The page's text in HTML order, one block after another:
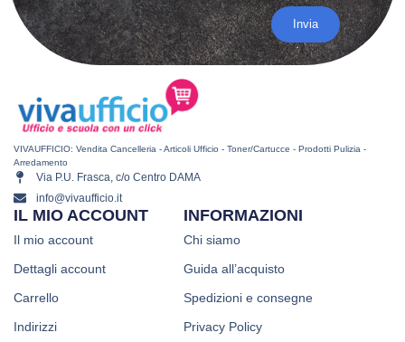
Invia
VIVAUFFICIO: Vendita Cancelleria - Articoli Ufficio - Toner/Cartucce - Prodotti Pulizia -
Arredamento
Via P.U. Frasca, c/o Centro DAMA
info@vivaufficio.it
INFORMAZIONI
Chi siamo
Guida all’acquisto
Spedizioni e consegne
Privacy Policy
IL MIO ACCOUNT
Il mio account
Dettagli account
Carrello
Indirizzi